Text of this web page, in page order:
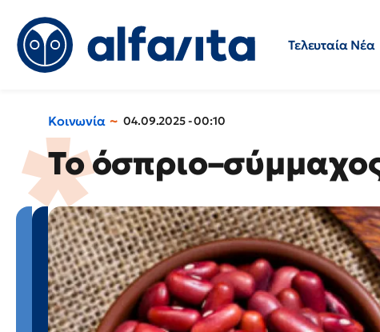
Τελευταία Νέα
Κοινωνία 04.09.2025 - 00:10
Το